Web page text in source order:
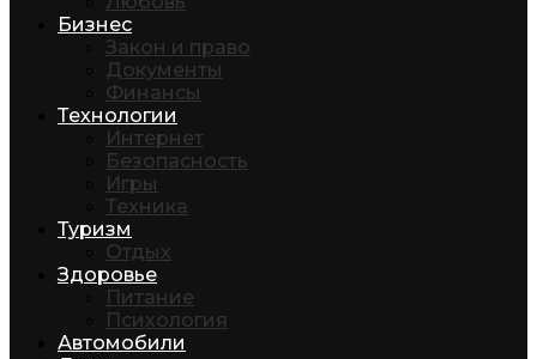
Бизнес
Закон и право
Документы
Финансы
Технологии
Интернет
Безопасность
Игры
Техника
Туризм
Отдых
Здоровье
Питание
Психология
Автомобили